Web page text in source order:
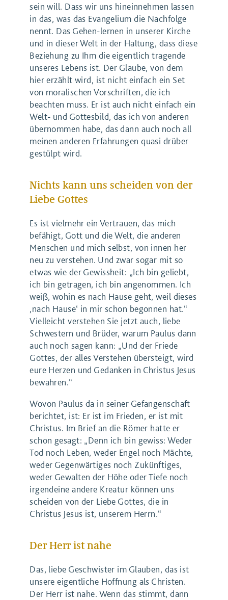
sein will. Dass wir uns hineinnehmen lassen
in das, was das Evangelium die Nachfolge
nennt. Das Gehen-lernen in unserer Kirche
und in dieser Welt in der Haltung, dass diese
Beziehung zu Ihm die eigentlich tragende
unseres Lebens ist. Der Glaube, von dem
hier erzählt wird, ist nicht einfach ein Set
von moralischen Vorschriften, die ich
beachten muss. Er ist auch nicht einfach ein
Welt- und Gottesbild, das ich von anderen
übernommen habe, das dann auch noch all
meinen anderen Erfahrungen quasi drüber
gestülpt wird.
Nichts kann uns scheiden von der
Liebe Gottes
Es ist vielmehr ein Vertrauen, das mich
befähigt, Gott und die Welt, die anderen
Menschen und mich selbst, von innen her
neu zu verstehen. Und zwar sogar mit so
etwas wie der Gewissheit: „Ich bin geliebt,
ich bin getragen, ich bin angenommen. Ich
weiß, wohin es nach Hause geht, weil dieses
,nach Hause‘ in mir schon begonnen hat.“
Vielleicht verstehen Sie jetzt auch, liebe
Schwestern und Brüder, warum Paulus dann
auch noch sagen kann: „Und der Friede
Gottes, der alles Verstehen übersteigt, wird
eure Herzen und Gedanken in Christus Jesus
bewahren.“
Wovon Paulus da in seiner Gefangenschaft
berichtet, ist: Er ist im Frieden, er ist mit
Christus. Im Brief an die Römer hatte er
schon gesagt: „Denn ich bin gewiss: Weder
Tod noch Leben, weder Engel noch Mächte,
weder Gegenwärtiges noch Zukünftiges,
weder Gewalten der Höhe oder Tiefe noch
irgendeine andere Kreatur können uns
scheiden von der Liebe Gottes, die in
Christus Jesus ist, unserem Herrn.“
Der Herr ist nahe
Das, liebe Geschwister im Glauben, das ist
unsere eigentliche Hoffnung als Christen.
Der Herr ist nahe. Wenn das stimmt, dann